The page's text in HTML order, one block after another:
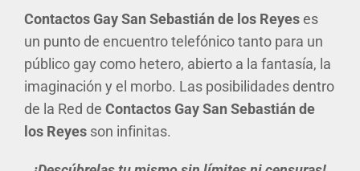
Contactos Gay San Sebastián de los Reyeses
un punto de encuentro telefónico tanto para un
público gay como hetero, abierto a la fantasía, la
imaginación y el morbo. Las posibilidades dentro
de la Red de Contactos Gay San Sebastián de
los Reyes son infinitas.